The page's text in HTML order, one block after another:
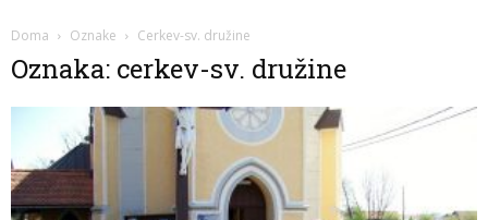
Doma Oznake Cerkev-sv. družine
Oznaka: cerkev-sv. družine